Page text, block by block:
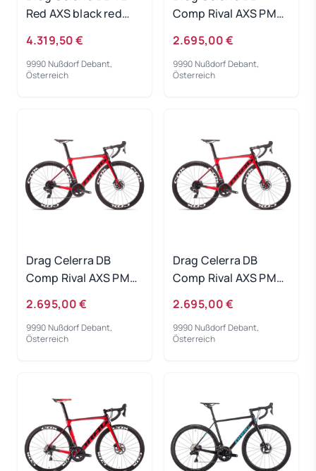
Red AXS black red
4.319,50 €
9990 Nußdorf Debant,
Österreich
Comp Rival AXS PM
2.695,00 €
9990 Nußdorf Debant,
Österreich
Drag Celerra DB
Comp Rival AXS PM
M
2.695,00 €
9990 Nußdorf Debant,
Österreich
Drag Celerra DB
Comp Rival AXS PM
XS
2.695,00 €
9990 Nußdorf Debant,
Österreich